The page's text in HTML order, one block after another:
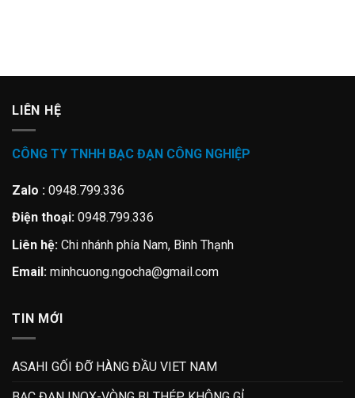
LIÊN HỆ
CÔNG TY TNHH BẠC ĐẠN CÔNG NGHIỆP
Zalo : 0948.799.336
Điện thoại: 0948.799.336
Liên hệ: Chi nhánh phía Nam, Bình Thạnh
Email: minhcuong.ngocha@gmail.com
TIN MỚI
ASAHI GỐI ĐỠ HÀNG ĐẦU VIET NAM